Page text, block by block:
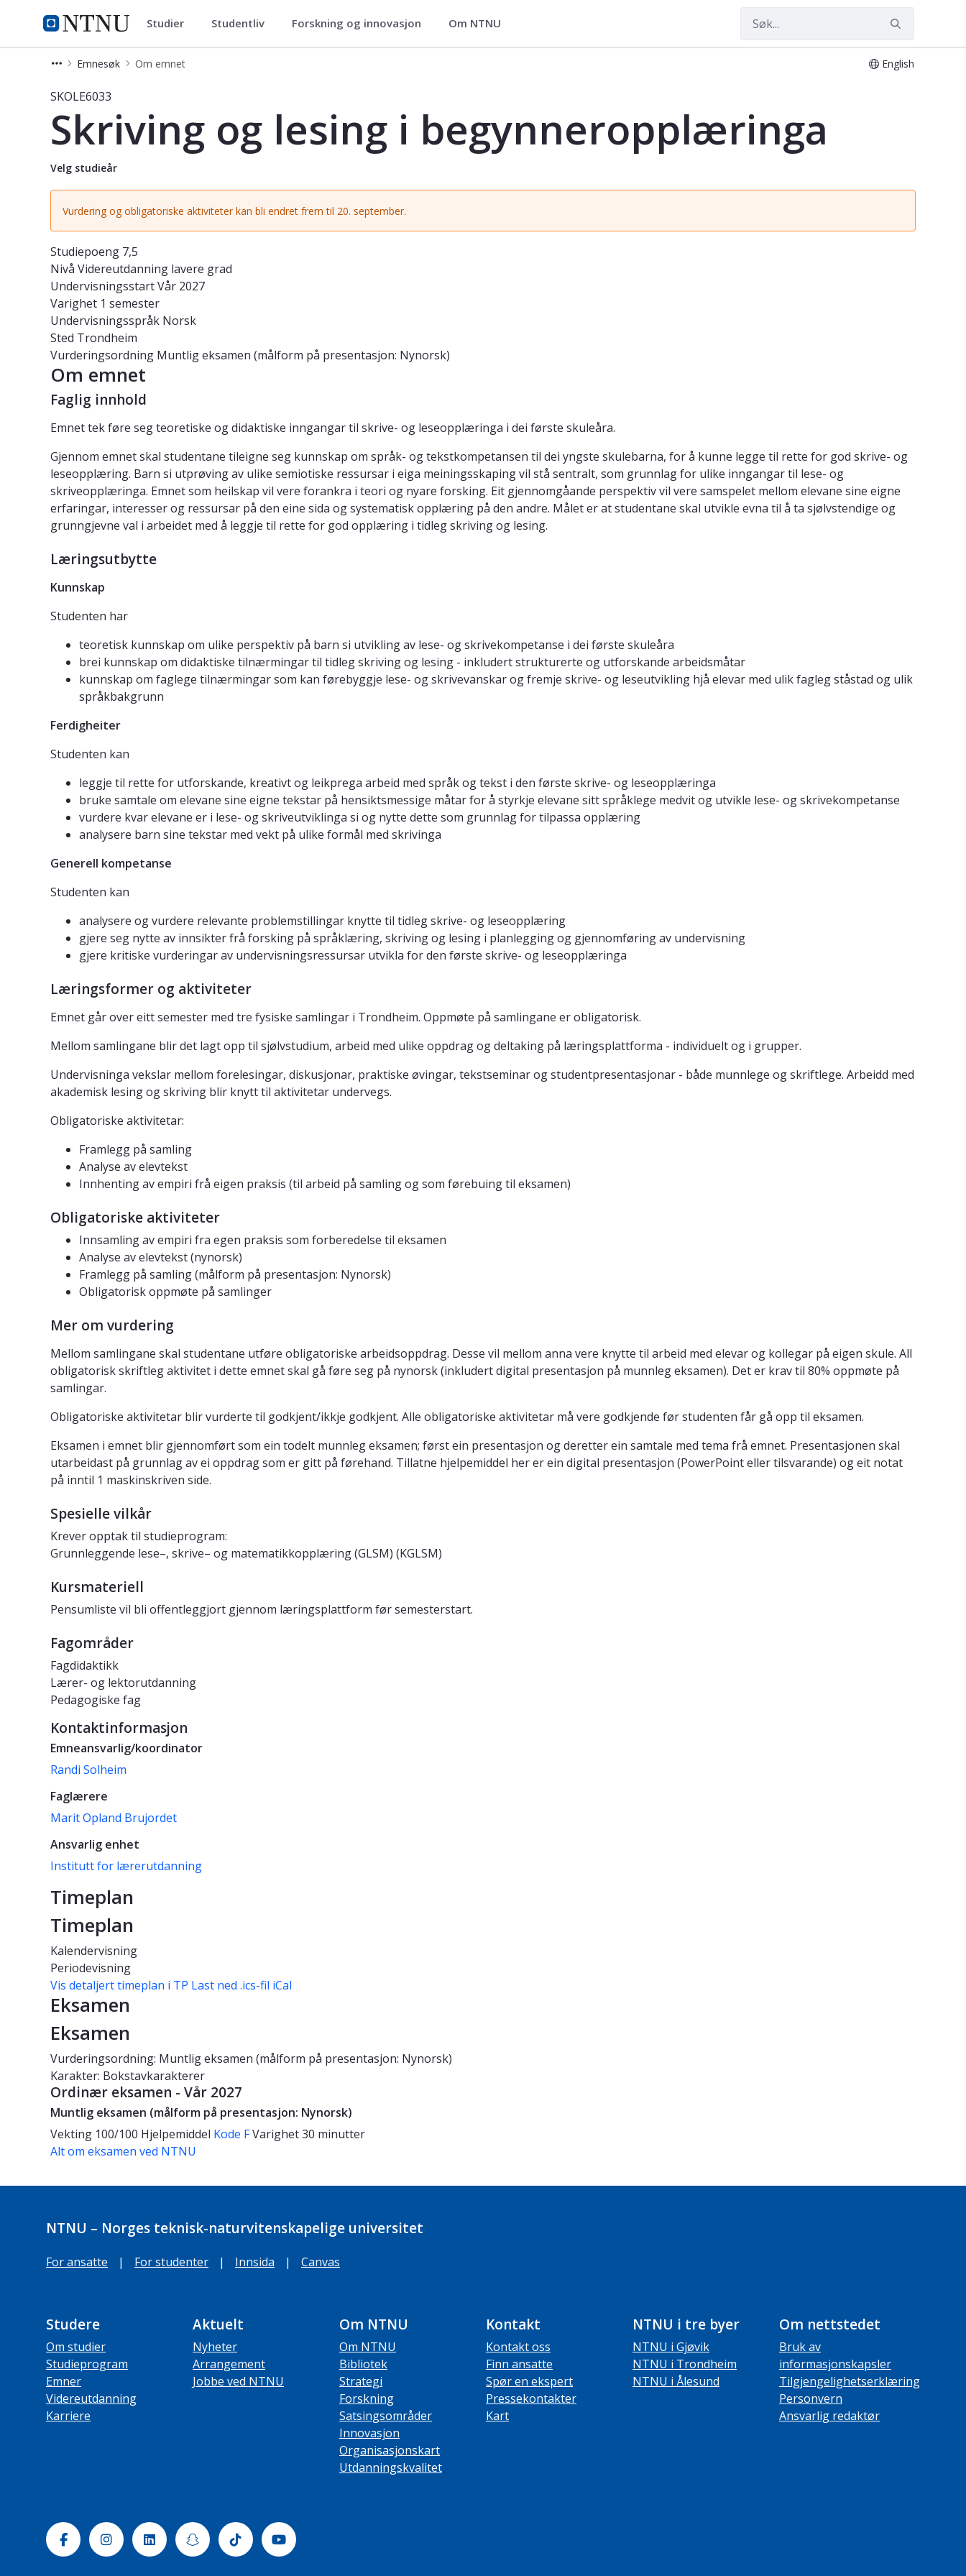
NTNU Hjemmeside
Studier Studier Studentliv Forskning og innovasjon Om NTNU
Emnesøk Om emnet English
Emne - Skriving og lesing i begynneropplæringa - SKOLE6033
SKOLE6033
Skriving og lesing i begynneropplæringa
Velg studieår
Vurdering og obligatoriske aktiviteter kan bli endret frem til 20. september.
Studiepoeng 7,5
Nivå Videreutdanning lavere grad
UndervisningsstartVår 2027
Varighet 1 semester
Undervisningsspråk Norsk
Sted Trondheim
Vurderingsordning Muntlig eksamen (målform på presentasjon: Nynorsk)
Om emnet
Faglig innhold
Emnet tek føre seg teoretiske og didaktiske inngangar til skrive- og leseopplæringa i dei første skuleåra.
Gjennom emnet skal studentane tileigne seg kunnskap om språk- og tekstkompetansen til dei yngste skulebarna, for å kunne legge til rette for god skrive- og
leseopplæring. Barn si utprøving av ulike semiotiske ressursar i eiga meiningsskaping vil stå sentralt, som grunnlag for ulike inngangar til lese- og
skriveopplæringa. Emnet som heilskap vil vere forankra i teori og nyare forsking. Eit gjennomgåande perspektiv vil vere samspelet mellom elevane sine eigne
erfaringar, interesser og ressursar på den eine sida og systematisk opplæring på den andre. Målet er at studentane skal utvikle evna til å ta sjølvstendige og
grunngjevne val i arbeidet med å leggje til rette for god opplæring i tidleg skriving og lesing.
Læringsutbytte
Kunnskap
Studenten har
teoretisk kunnskap om ulike perspektiv på barn si utvikling av lese- og skrivekompetanse i dei første skuleåra
brei kunnskap om didaktiske tilnærmingar til tidleg skriving og lesing - inkludert strukturerte og utforskande arbeidsmåtar
kunnskap om faglege tilnærmingar som kan førebyggje lese- og skrivevanskar og fremje skrive- og leseutvikling hjå elevar med ulik fagleg ståstad og ulik
språkbakgrunn
Ferdigheiter
Studenten kan
leggje til rette for utforskande, kreativt og leikprega arbeid med språk og tekst i den første skrive- og leseopplæringa
bruke samtale om elevane sine eigne tekstar på hensiktsmessige måtar for å styrkje elevane sitt språklege medvit og utvikle lese- og skrivekompetanse
vurdere kvar elevane er i lese- og skriveutviklinga si og nytte dette som grunnlag for tilpassa opplæring
analysere barn sine tekstar med vekt på ulike formål med skrivinga
Generell kompetanse
Studenten kan
analysere og vurdere relevante problemstillingar knytte til tidleg skrive- og leseopplæring
gjere seg nytte av innsikter frå forsking på språklæring, skriving og lesing i planlegging og gjennomføring av undervisning
gjere kritiske vurderingar av undervisningsressursar utvikla for den første skrive- og leseopplæringa
Læringsformer og aktiviteter
Emnet går over eitt semester med tre fysiske samlingar i Trondheim. Oppmøte på samlingane er obligatorisk.
Mellom samlingane blir det lagt opp til sjølvstudium, arbeid med ulike oppdrag og deltaking på læringsplattforma - individuelt og i grupper.
Undervisninga vekslar mellom forelesingar, diskusjonar, praktiske øvingar, tekstseminar og studentpresentasjonar - både munnlege og skriftlege. Arbeidd med
akademisk lesing og skriving blir knytt til aktivitetar undervegs.
Obligatoriske aktivitetar:
Framlegg på samling
Analyse av elevtekst
Innhenting av empiri frå eigen praksis (til arbeid på samling og som førebuing til eksamen)
Obligatoriske aktiviteter
Innsamling av empiri fra egen praksis som forberedelse til eksamen
Analyse av elevtekst (nynorsk)
Framlegg på samling (målform på presentasjon: Nynorsk)
Obligatorisk oppmøte på samlinger
Mer om vurdering
Mellom samlingane skal studentane utføre obligatoriske arbeidsoppdrag. Desse vil mellom anna vere knytte til arbeid med elevar og kollegar på eigen skule. All
obligatorisk skriftleg aktivitet i dette emnet skal gå føre seg på nynorsk (inkludert digital presentasjon på munnleg eksamen). Det er krav til 80% oppmøte på
samlingar.
Obligatoriske aktivitetar blir vurderte til godkjent/ikkje godkjent. Alle obligatoriske aktivitetar må vere godkjende før studenten får gå opp til eksamen.
Eksamen i emnet blir gjennomført som ein todelt munnleg eksamen; først ein presentasjon og deretter ein samtale med tema frå emnet. Presentasjonen skal
utarbeidast på grunnlag av ei oppdrag som er gitt på førehand. Tillatne hjelpemiddel her er ein digital presentasjon (PowerPoint eller tilsvarande) og eit notat
på inntil 1 maskinskriven side.
Spesielle vilkår
Krever opptak til studieprogram:
Grunnleggende lese–, skrive– og matematikkopplæring (GLSM) (KGLSM)
Kursmateriell
Pensumliste vil bli offentleggjort gjennom læringsplattform før semesterstart.
Fagområder
Fagdidaktikk
Lærer- og lektorutdanning
Pedagogiske fag
Kontaktinformasjon
Emneansvarlig/koordinator
Randi Solheim
Faglærere
Marit Opland Brujordet
Ansvarlig enhet
Institutt for lærerutdanning
Timeplan
Timeplan
Kalendervisning
Periodevisning
Vis detaljert timeplan i TP Last ned .ics-fil iCal
Eksamen
Eksamen
Vurderingsordning: Muntlig eksamen (målform på presentasjon: Nynorsk)
Karakter: Bokstavkarakterer
Ordinær eksamen - Vår 2027
Muntlig eksamen (målform på presentasjon: Nynorsk)
Vekting 100/100 Hjelpemiddel Kode FVarighet30 minutter
Alt om eksamen ved NTNU
NTNU – Norges teknisk-naturvitenskapelige universitet
For ansatte | For studenter | Innsida | Canvas
Studere
Om studier
Studieprogram
Emner
Videreutdanning
Karriere
Aktuelt
Nyheter
Arrangement
Jobbe ved NTNU
Om NTNU
Om NTNU
Bibliotek
Strategi
Forskning
Satsingsområder
Innovasjon
Organisasjonskart
Utdanningskvalitet
Kontakt
Kontakt oss
Finn ansatte
Spør en ekspert
Pressekontakter
Kart
NTNU i tre byer
NTNU i Gjøvik
NTNU i Trondheim
NTNU i Ålesund
Om nettstedet
Bruk av
informasjonskapsler
Tilgjengelighetserklæring
Personvern
Ansvarlig redaktør
FacebookInstagramLinkedinSnapchatTiktok Youtube